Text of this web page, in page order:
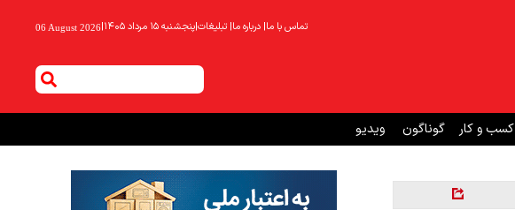
تماس با ما| درباره ما| تبلیغات|پنجشنبه ۱۵ مرداد ۱۴۰۵ |
06 August 2026
کسب و کار گوناگون ویدیو